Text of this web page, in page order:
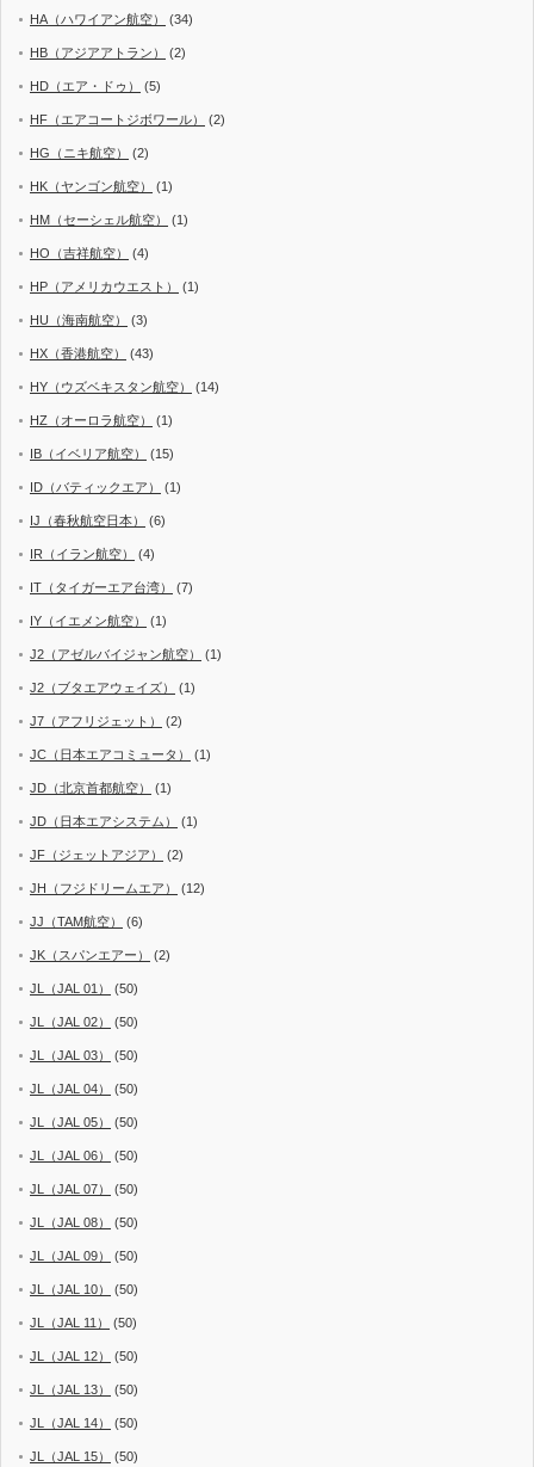
HA（ハワイアン航空） (34)
HB（アジアアトラン） (2)
HD（エア・ドゥ） (5)
HF（エアコートジボワール） (2)
HG（ニキ航空） (2)
HK（ヤンゴン航空） (1)
HM（セーシェル航空） (1)
HO（吉祥航空） (4)
HP（アメリカウエスト） (1)
HU（海南航空） (3)
HX（香港航空） (43)
HY（ウズベキスタン航空） (14)
HZ（オーロラ航空） (1)
IB（イベリア航空） (15)
ID（バティックエア） (1)
IJ（春秋航空日本） (6)
IR（イラン航空） (4)
IT（タイガーエア台湾） (7)
IY（イエメン航空） (1)
J2（アゼルバイジャン航空） (1)
J2（ブタエアウェイズ） (1)
J7（アフリジェット） (2)
JC（日本エアコミュータ） (1)
JD（北京首都航空） (1)
JD（日本エアシステム） (1)
JF（ジェットアジア） (2)
JH（フジドリームエア） (12)
JJ（TAM航空） (6)
JK（スパンエアー） (2)
JL（JAL 01） (50)
JL（JAL 02） (50)
JL（JAL 03） (50)
JL（JAL 04） (50)
JL（JAL 05） (50)
JL（JAL 06） (50)
JL（JAL 07） (50)
JL（JAL 08） (50)
JL（JAL 09） (50)
JL（JAL 10） (50)
JL（JAL 11） (50)
JL（JAL 12） (50)
JL（JAL 13） (50)
JL（JAL 14） (50)
JL（JAL 15） (50)